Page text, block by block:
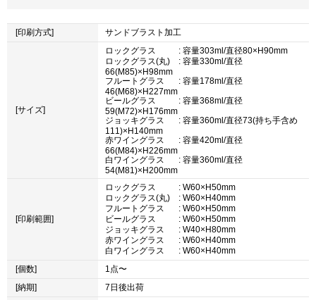
[印刷方式] サンドブラスト加工
[サイズ]
ロックグラス
: 容量303ml/直径80×H90mm
ロックグラス(丸)
: 容量330ml/直径
66(M85)×H98mm
フルートグラス
: 容量178ml/直径
46(M68)×H227mm
ビールグラス
: 容量368ml/直径
59(M72)×H176mm
ジョッキグラス
: 容量360ml/直径73(持ち手含め
111)×H140mm
赤ワイングラス
: 容量420ml/直径
66(M84)×H226mm
白ワイングラス
: 容量360ml/直径
54(M81)×H200mm
[印刷範囲]
ロックグラス
: W60×H50mm
ロックグラス(丸)
: W60×H40mm
フルートグラス
: W60×H50mm
ビールグラス
: W60×H50mm
ジョッキグラス
: W40×H80mm
赤ワイングラス
: W60×H40mm
白ワイングラス
: W60×H40mm
[個数]
1点〜
[納期]
7日後出荷